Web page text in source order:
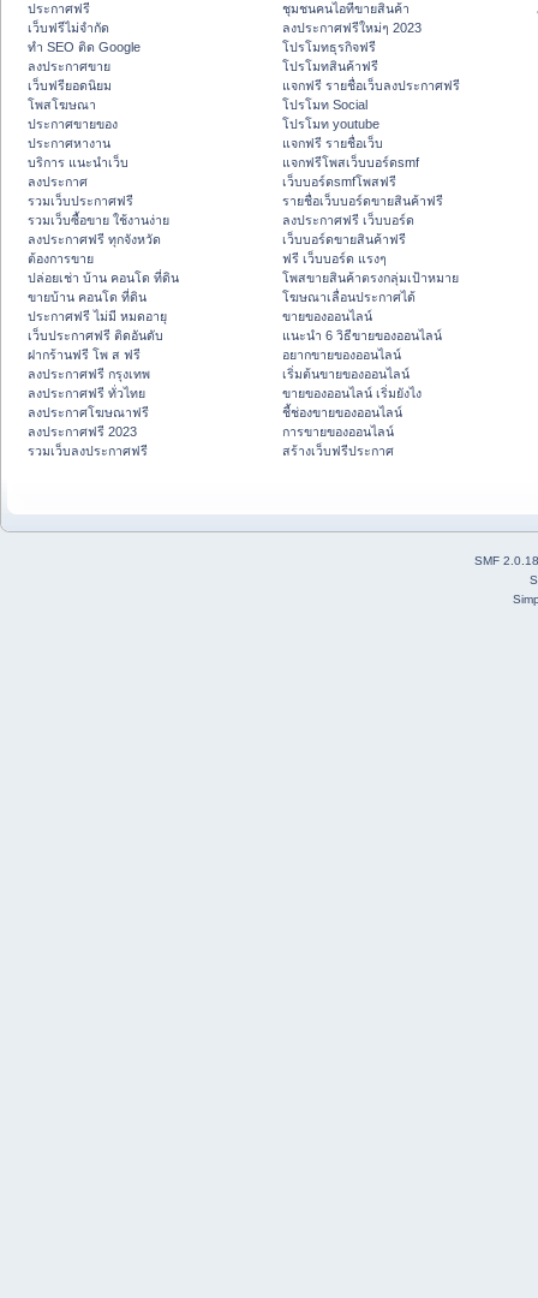
ประกาศฟรี
เว็บฟรีไม่จำกัด
ทำ SEO ติด Google
ลงประกาศขาย
เว็บฟรียอดนิยม
โพสโฆษณา
ประกาศขายของ
ประกาศหางาน
บริการ แนะนำเว็บ
ลงประกาศ
รวมเว็บประกาศฟรี
รวมเว็บซื้อขาย ใช้งานง่าย
ลงประกาศฟรี ทุกจังหวัด
ต้องการขาย
ปล่อยเช่า บ้าน คอนโด ที่ดิน
ขายบ้าน คอนโด ที่ดิน
ประกาศฟรี ไม่มี หมดอายุ
เว็บประกาศฟรี ติดอันดับ
ฝากร้านฟรี โพ ส ฟรี
ลงประกาศฟรี กรุงเทพ
ลงประกาศฟรี ทั่วไทย
ลงประกาศโฆษณาฟรี
ลงประกาศฟรี 2023
รวมเว็บลงประกาศฟรี
ชุมชนคนไอทีขายสินค้า
ลงประกาศฟรีใหม่ๆ 2023
โปรโมทธุรกิจฟรี
โปรโมทสินค้าฟรี
แจกฟรี รายชื่อเว็บลงประกาศฟรี
โปรโมท Social
โปรโมท youtube
แจกฟรี รายชื่อเว็บ
แจกฟรีโพสเว็บบอร์ดsmf
เว็บบอร์ดsmfโพสฟรี
รายชื่อเว็บบอร์ดขายสินค้าฟรี
ลงประกาศฟรี เว็บบอร์ด
เว็บบอร์ดขายสินค้าฟรี
ฟรี เว็บบอร์ด แรงๆ
โพสขายสินค้าตรงกลุ่มเป้าหมาย
โฆษณาเลื่อนประกาศได้
ขายของออนไลน์
แนะนำ 6 วิธีขายของออนไลน์
อยากขายของออนไลน์
เริ่มต้นขายของออนไลน์
ขายของออนไลน์ เริ่มยังไง
ชี้ช่องขายของออนไลน์
การขายของออนไลน์
สร้างเว็บฟรีประกาศ
SMF 2.0.18